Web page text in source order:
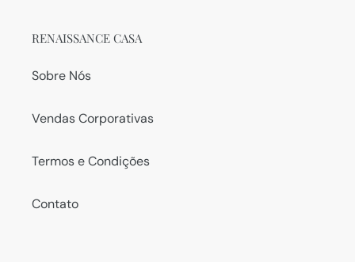
RENAISSANCE CASA
Sobre Nós
Vendas Corporativas
Termos e Condições
Contato